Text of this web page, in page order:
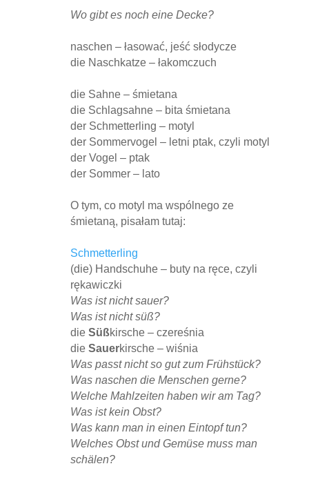
Wo gibt es noch eine Decke?
naschen – łasować, jeść słodycze
die Naschkatze – łakomczuch
die Sahne – śmietana
die Schlagsahne – bita śmietana
der Schmetterling – motyl
der Sommervogel – letni ptak, czyli motyl
der Vogel – ptak
der Sommer – lato
O tym, co motyl ma wspólnego ze
śmietaną, pisałam tutaj:
Schmetterling
(die) Handschuhe – buty na ręce, czyli
rękawiczki
Was ist nicht sauer?
Was ist nicht süß?
die Süßkirsche – czereśnia
die Sauerkirsche – wiśnia
Was passt nicht so gut zum Frühstück?
Was naschen die Menschen gerne?
Welche Mahlzeiten haben wir am Tag?
Was ist kein Obst?
Was kann man in einen Eintopf tun?
Welches Obst und Gemüse muss man
schälen?